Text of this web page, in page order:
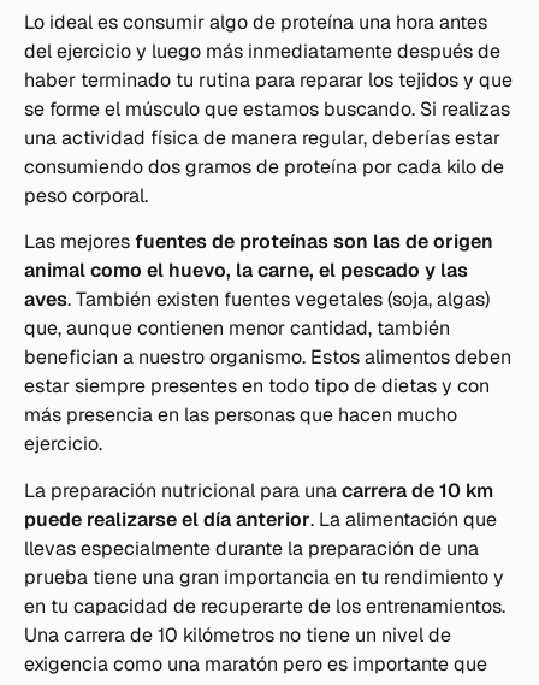
Lo ideal es consumir algo de proteína una hora antes
del ejercicio y luego más inmediatamente después de
haber terminado tu rutina para reparar los tejidos y que
se forme el músculo que estamos buscando. Si realizas
una actividad física de manera regular, deberías estar
consumiendo dos gramos de proteína por cada kilo de
peso corporal.
Las mejoresfuentes de proteínas son las de origen
animal como el huevo, la carne, el pescado y las
aves. También existen fuentes vegetales (soja, algas)
que, aunque contienen menor cantidad, también
benefician a nuestro organismo. Estos alimentos deben
estar siempre presentes en todo tipo de dietas y con
más presencia en las personas que hacen mucho
ejercicio.
La preparación nutricional para unacarrera de 10 km
puede realizarse el día anterior. La alimentación que
llevas especialmente durante la preparación de una
prueba tiene una gran importancia en tu rendimiento y
en tu capacidad de recuperarte de los entrenamientos.
Una carrera de 10 kilómetros no tiene un nivel de
exigencia como una maratón pero es importante que